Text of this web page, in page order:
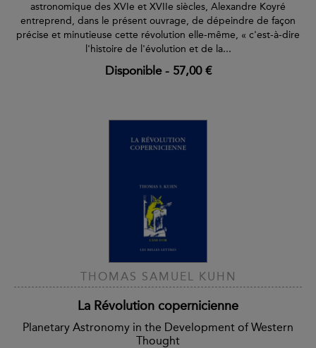
astronomique des XVIe et XVIIe siècles, Alexandre Koyré
entreprend, dans le présent ouvrage, de dépeindre de façon
précise et minutieuse cette révolution elle-même, « c'est-à-dire
l'histoire de l'évolution et de la...
Disponible- 57,00 €
THOMAS SAMUEL KUHN
La Révolution copernicienne
Planetary Astronomy in the Development of Western
Thought